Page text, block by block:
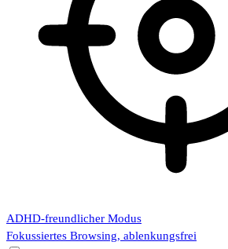
ADHD-freundlicher Modus
Fokussiertes Browsing, ablenkungsfrei